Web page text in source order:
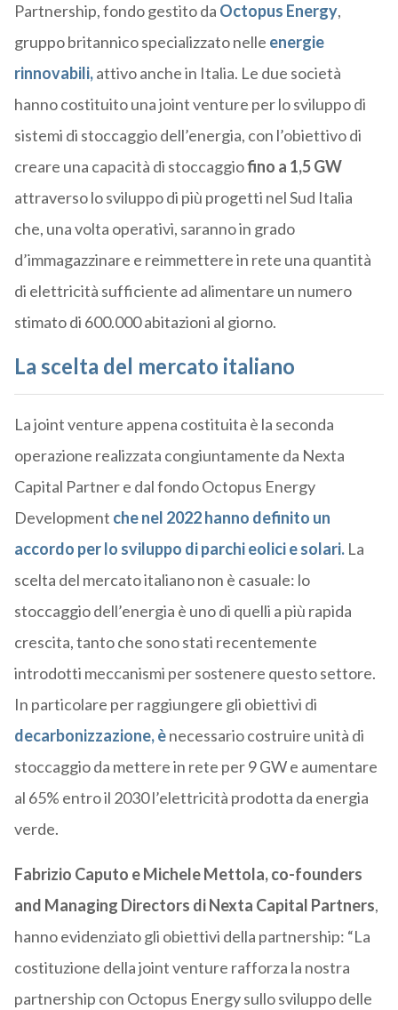
Partnership, fondo gestito da Octopus Energy,
gruppo britannico specializzato nelle energie
rinnovabili,attivo anche in Italia. Le due società
hanno costituito una joint venture per lo sviluppo di
sistemi di stoccaggio dell’energia, con l’obiettivo di
creare una capacità di stoccaggiofino a 1,5 GW
attraverso lo sviluppo di più progetti nel Sud Italia
che, una volta operativi, saranno in grado
d’immagazzinare e reimmettere in rete una quantità
di elettricità sufficiente ad alimentare un numero
stimato di 600.000 abitazioni al giorno.
La scelta del mercato italiano
La joint venture appena costituita è la seconda
operazione realizzata congiuntamente da Nexta
Capital Partner e dal fondo Octopus Energy
Development che nel 2022 hanno definito un
accordo per lo sviluppo di parchi eolici e solari. La
scelta del mercato italiano non è casuale: lo
stoccaggio dell’energia è uno di quelli a più rapida
crescita, tanto che sono stati recentemente
introdotti meccanismi per sostenere questo settore.
In particolare per raggiungere gli obiettivi di
decarbonizzazione, ènecessario costruire unità di
stoccaggio da mettere in rete per 9 GW e aumentare
al 65% entro il 2030 l’elettricità prodotta da energia
verde.
Fabrizio Caputo e Michele Mettola, co-founders
and Managing Directors di Nexta Capital Partners,
hanno evidenziato gli obiettivi della partnership: “La
costituzione della joint venture rafforza la nostra
partnership con Octopus Energy sullo sviluppo delle